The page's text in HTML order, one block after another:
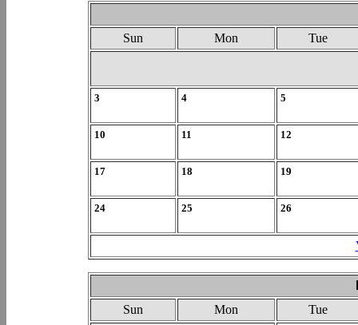
Sun Mon Tue
3 4 5
10 11 12
17 18 19
24 25 26
Sun
Mon Tue